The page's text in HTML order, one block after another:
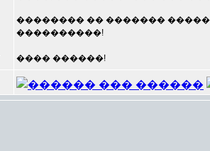
�������� �� �������
����������!
���� ������!